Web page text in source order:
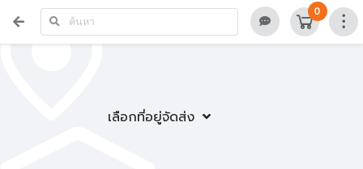
เลือกที่อยู่จัดส่ง
0